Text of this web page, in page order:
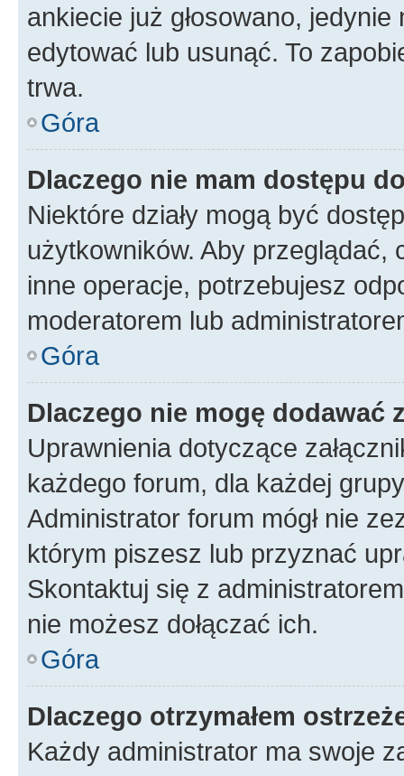
ankiecie już głosowano,
edytować lub usunąć. To
trwa.
Góra
Dlaczego nie mam dostępu
Niektóre działy mogą być
użytkowników. Aby
inne operacje, potrzebujesz
moderatorem lub
Góra
Dlaczego nie mogę dodawać
Uprawnienia dotyczące
każdego forum, dla każdej
Administrator forum mógł nie
którym piszesz lub przyznać
Skontaktuj się z
nie możesz dołączać ich.
Góra
Dlaczego otrzymałem
Każdy administrator ma swoje